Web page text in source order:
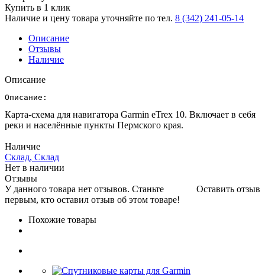
Купить в 1 клик
Наличие и цену товара уточняйте по тел. 8 (342) 241-05-14
Описание
Отзывы
Наличие
Описание
Описание:
Карта-схема для навигатора Garmin eTrex 10. Включает в себя
реки и населённые пункты Пермского края.
Наличие
Склад, Склад
Нет в наличии
Отзывы
Оставить отзыв
У данного товара нет отзывов. Станьте
первым, кто оставил отзыв об этом товаре!
Похожие товары